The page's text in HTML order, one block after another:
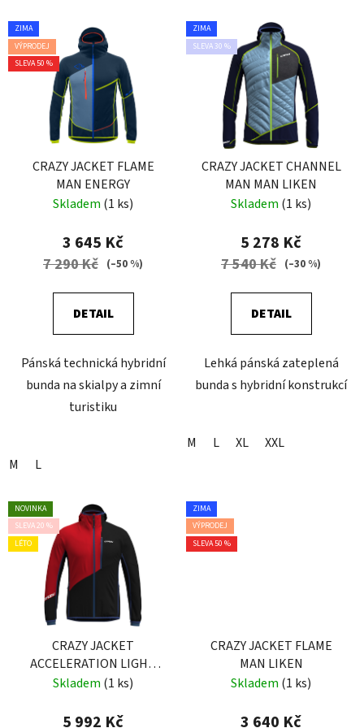
ZIMA
VÝPRODEJ
SLEVA 50 %
CRAZY JACKET FLAME
MAN ENERGY
Skladem (1 ks)
3 645 Kč
7 290 Kč (–50 %)
DETAIL
Pánská technická hybridní
bunda na skialpy a zimní
turistiku
M L
ZIMA
SLEVA 30 %
CRAZY JACKET CHANNEL
MAN MAN LIKEN
Skladem (1 ks)
5 278 Kč
7 540 Kč (–30 %)
DETAIL
Lehká pánská zateplená
bunda s hybridní konstrukcí
M L XL XXL
NOVINKA
SLEVA 20 %
LÉTO
CRAZY JACKET
ACCELERATION LIGHT
MAN SLATE
Skladem (1 ks)
5 992 Kč
ZIMA
VÝPRODEJ
SLEVA 50 %
CRAZY JACKET FLAME
MAN LIKEN
Skladem (1 ks)
3 640 Kč